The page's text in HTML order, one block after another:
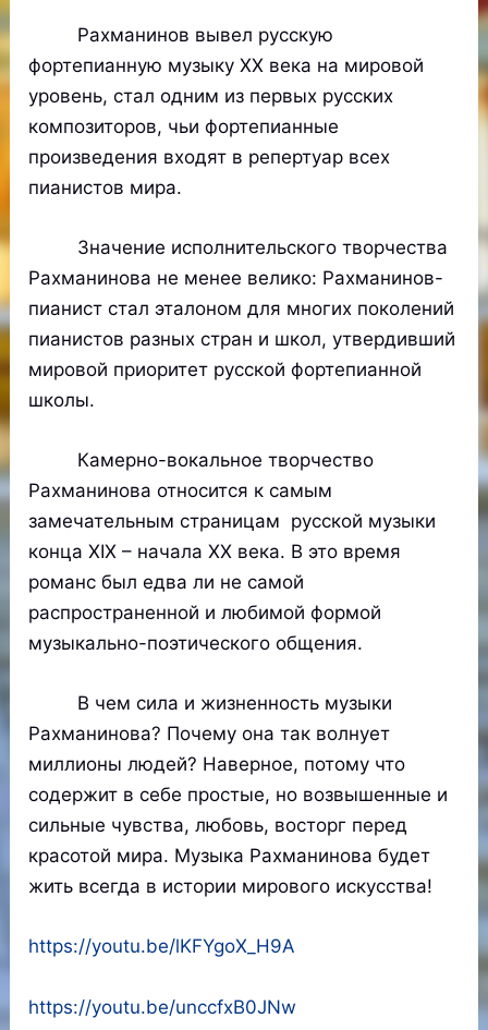
Рахманинов вывел русскую
фортепианную музыку XX века на мировой
уровень, стал одним из первых русских
композиторов, чьи фортепианные
произведения входят в репертуар всех
пианистов мира.
Значение исполнительского творчества
Рахманинова не менее велико: Рахманинов-
пианист стал эталоном для многих поколений
пианистов разных стран и школ, утвердивший
мировой приоритет русской фортепианной
школы.
Камерно-вокальное творчество
Рахманинова относится к самым
замечательным страницам русской музыки
конца XIX – начала XX века. В это время
романс был едва ли не самой
распространенной и любимой формой
музыкально-поэтического общения.
В чем сила и жизненность музыки
Рахманинова? Почему она так волнует
миллионы людей? Наверное, потому что
содержит в себе простые, но возвышенные и
сильные чувства, любовь, восторг перед
красотой мира. Музыка Рахманинова будет
жить всегда в истории мирового искусства!
https://youtu.be/lKFYgoX_H9A
https://youtu.be/unccfxB0JNw